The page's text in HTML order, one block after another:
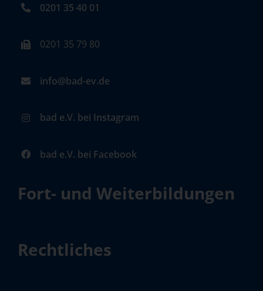
0201 35 40 01
0201 35 79 80
info@bad-ev.de
bad e.V. bei Instagram
bad e.V. bei Facebook
Fort- und Weiterbildungen
Rechtliches